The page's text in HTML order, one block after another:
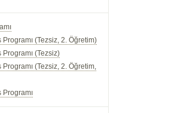
(Tezsiz, 2. Öğretim)
(Tezsiz)
(Tezsiz, 2. Öğretim,